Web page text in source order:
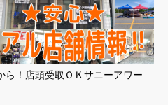
ら！店頭受取ＯＫサニーアワー